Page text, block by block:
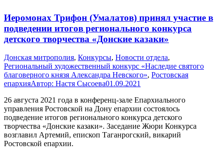
Иеромонах Трифон (Умалатов) принял участие в
подведении итогов регионального конкурса
детского творчества «Донские казаки»
Донская митрополия, Конкурсы, Новости отдела,
Региональный художественный конкурс «Наследие святого
благоверного князя Александра Невского», Ростовская
епархияАвтор: Настя Сысоева01.09.2021
26 августа 2021 года в конференц-зале Епархиального
управления Ростовской на Дону епархии состоялось
подведение итогов регионального конкурса детского
творчества «Донские казаки». Заседание Жюри Конкурса
возглавил Артемий, епископ Таганрогский, викарий
Ростовской епархии.